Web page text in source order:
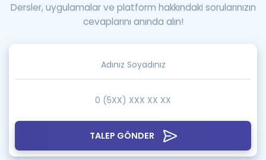
TALEP GÖNDER
Dersler, uygulamalar ve platform hakkındaki sorularınızın
cevaplarını anında alın!